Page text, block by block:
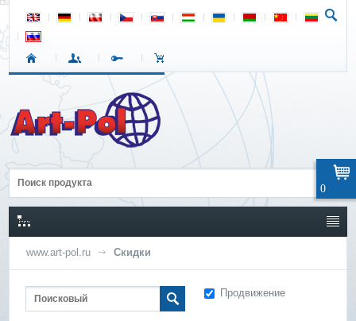
www.art-pol.ru Скидки
Продвижение
0